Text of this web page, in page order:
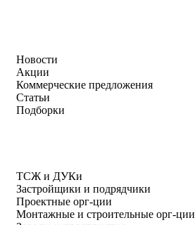
Новости
Акции
Коммерческие предложения
Статьи
Подборки
ТСЖ и ДУКи
Застройщики и подрядчики
Проектные орг-ции
Монтажные и строительные орг-ции